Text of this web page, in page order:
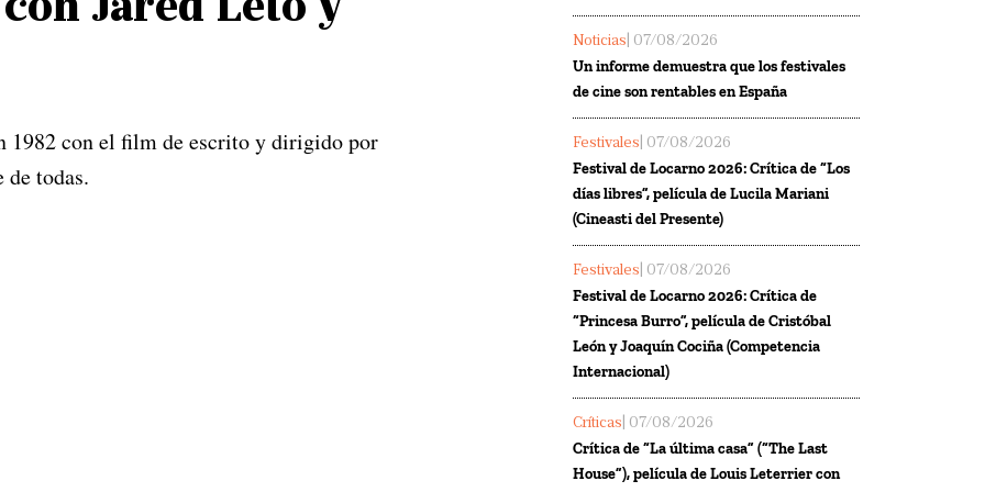
Jared Leto y
1982 con el film de escrito y dirigido por
de todas.
Noticias | 07/08/2026
Un informe demuestra que los festivales
de cine son rentables en España
Festivales | 07/08/2026
Festival de Locarno 2026: Crítica de “Los
días libres”, película de Lucila Mariani
(Cineasti del Presente)
Festivales | 07/08/2026
Festival de Locarno 2026: Crítica de
“Princesa Burro”, película de Cristóbal
León y Joaquín Cociña (Competencia
Internacional)
Críticas | 07/08/2026
Crítica de “La última casa” (“The Last
House”), película de Louis Leterrier con